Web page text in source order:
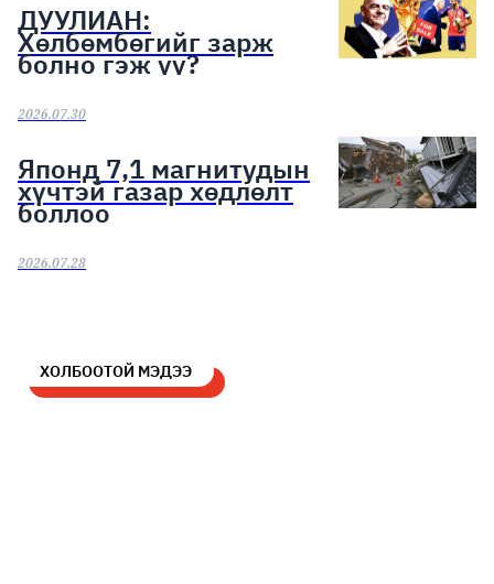
ДУУЛИАН:
Хөлбөмбөгийг зарж
болно гэж үү?
2026.07.30
Японд 7,1 магнитудын
хүчтэй газар хөдлөлт
боллоо
2026.07.28
ХОЛБООТОЙ МЭДЭЭ